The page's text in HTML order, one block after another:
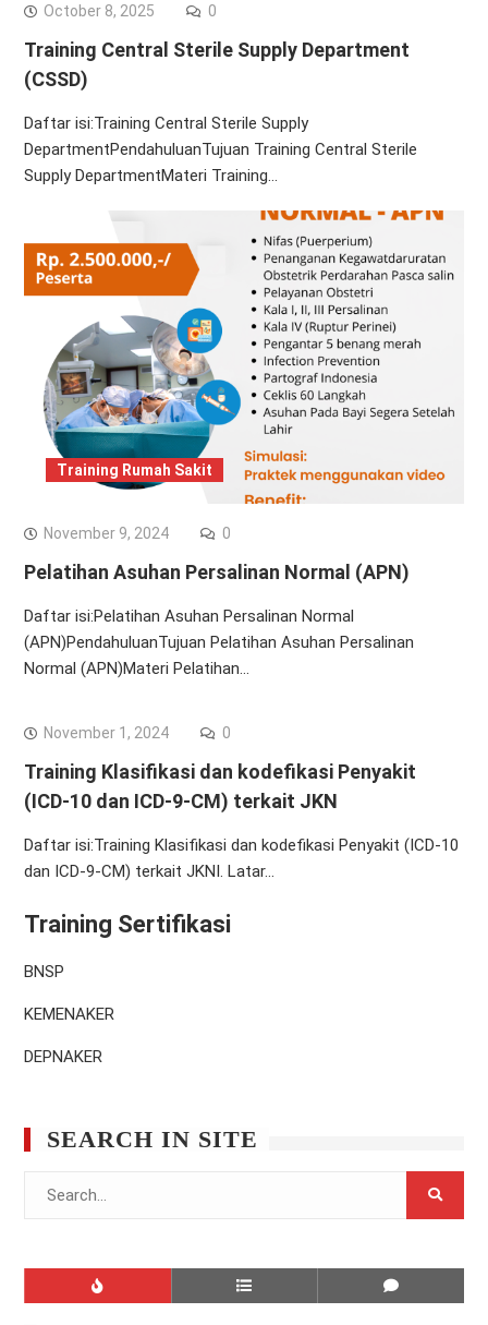
October 8, 2025 0
Training Central Sterile Supply Department
(CSSD)
Daftar isi:Training Central Sterile Supply
DepartmentPendahuluanTujuan Training Central Sterile
Supply DepartmentMateri Training…
Training Rumah Sakit
November 9, 2024 0
Pelatihan Asuhan Persalinan Normal (APN)
Daftar isi:Pelatihan Asuhan Persalinan Normal
(APN)PendahuluanTujuan Pelatihan Asuhan Persalinan
Normal (APN)Materi Pelatihan…
November 1, 2024 0
Training Klasifikasi dan kodefikasi Penyakit
(ICD-10 dan ICD-9-CM) terkait JKN
Daftar isi:Training Klasifikasi dan kodefikasi Penyakit (ICD-10
dan ICD-9-CM) terkait JKNI. Latar…
Training Sertifikasi
BNSP
KEMENAKER
DEPNAKER
SEARCH IN SITE